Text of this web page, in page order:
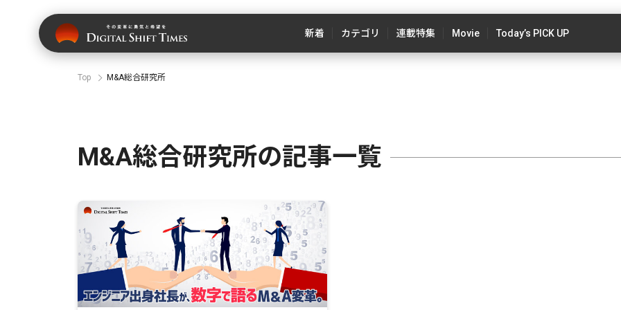
新着 カテゴリ 連載特集 Movie Today’s PICK UP
Top M&A総合研究所
M&A総合研究所の記事一覧